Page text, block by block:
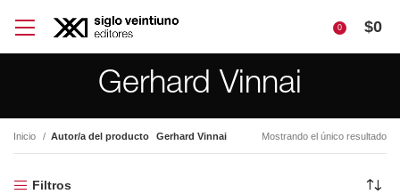
0 $0
Gerhard Vinnai
Inicio Autor/a del producto Gerhard Vinnai Mostrando el único resultado
Filtros